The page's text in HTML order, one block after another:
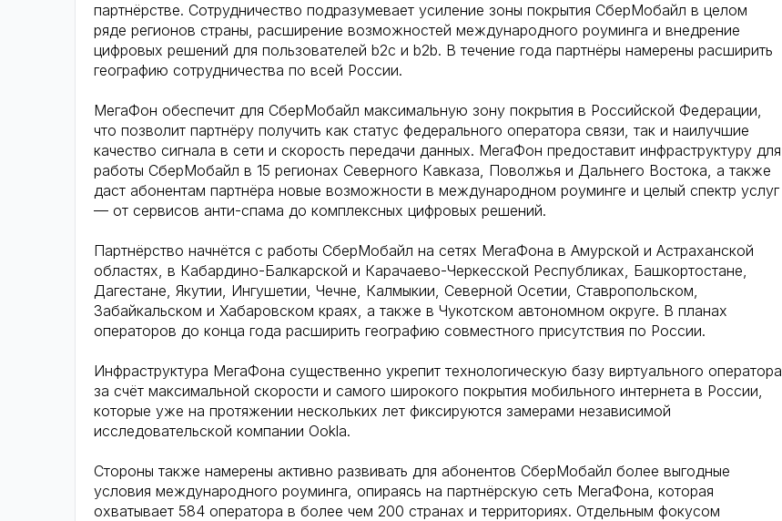
партнёрстве. Сотрудничество подразумевает усиление зоны покрытия СберМобайл в целом
ряде регионов страны, расширение возможностей международного роуминга и внедрение
цифровых решений для пользователей b2c и b2b. В течение года партнёры намерены расширить
географию сотрудничества по всей России.
МегаФон обеспечит для СберМобайл максимальную зону покрытия в Российской Федерации,
что позволит партнёру получить как статус федерального оператора связи, так и наилучшие
качество сигнала в сети и скорость передачи данных. МегаФон предоставит инфраструктуру для
работы СберМобайл в 15 регионах Северного Кавказа, Поволжья и Дальнего Востока, а также
даст абонентам партнёра новые возможности в международном роуминге и целый спектр услуг
— от сервисов анти-спама до комплексных цифровых решений.
Партнёрство начнётся с работы СберМобайл на сетях МегаФона в Амурской и Астраханской
областях, в Кабардино-Балкарской и Карачаево-Черкесской Республиках, Башкортостане,
Дагестане, Якутии, Ингушетии, Чечне, Калмыкии, Северной Осетии, Ставропольском,
Забайкальском и Хабаровском краях, а также в Чукотском автономном округе. В планах
операторов до конца года расширить географию совместного присутствия по России.
Инфраструктура МегаФона существенно укрепит технологическую базу виртуального оператора
за счёт максимальной скорости и самого широкого покрытия мобильного интернета в России,
которые уже на протяжении нескольких лет фиксируются замерами независимой
исследовательской компании Ookla.
Стороны также намерены активно развивать для абонентов СберМобайл более выгодные
условия международного роуминга, опираясь на партнёрскую сеть МегаФона, которая
охватывает 584 оператора в более чем 200 странах и территориях. Отдельным фокусом